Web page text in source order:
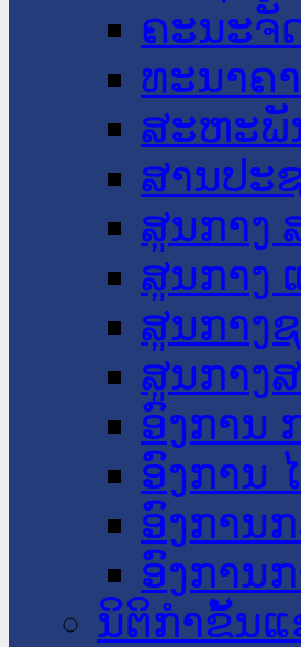
ຄະນະຈັ
ທະນາຄ
ສະຫະພັ
ສານປະ
ສູນກາງ
ສູນກາງ
ສູນກາງ
ສູນກາງ
ອົງການ
ອົງການ
ອົງການ
ອົງການ
ນິຕິກໍາຂັ້ນແ